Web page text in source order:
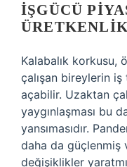
İŞGÜCÜ
ÜRETKENLIK
Kalabalık korkusu,
çalışan bireylerin
açabilir. Uzaktan
yaygınlaşması bu
yansımasıdır.
daha da güçlenmiş
değişiklikler